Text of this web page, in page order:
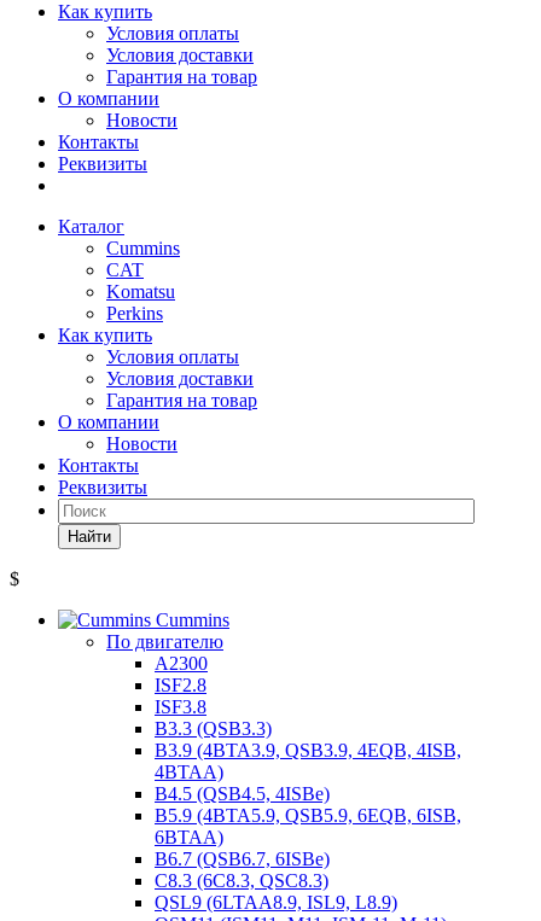
Как купить
Условия оплаты
Условия доставки
Гарантия на товар
О компании
Новости
Контакты
Реквизиты
Каталог
Cummins
CAT
Komatsu
Perkins
Как купить
Условия оплаты
Условия доставки
Гарантия на товар
О компании
Новости
Контакты
Реквизиты
Найти
$
Cummins
По двигателю
A2300
ISF2.8
ISF3.8
B3.3 (QSB3.3)
B3.9 (4BTA3.9, QSB3.9, 4EQB, 4ISB,
4BTAA)
B4.5 (QSB4.5, 4ISBe)
B5.9 (4BTA5.9, QSB5.9, 6EQB, 6ISB,
6BTAA)
B6.7 (QSB6.7, 6ISBe)
C8.3 (6C8.3, QSC8.3)
QSL9 (6LTAA8.9, ISL9, L8.9)